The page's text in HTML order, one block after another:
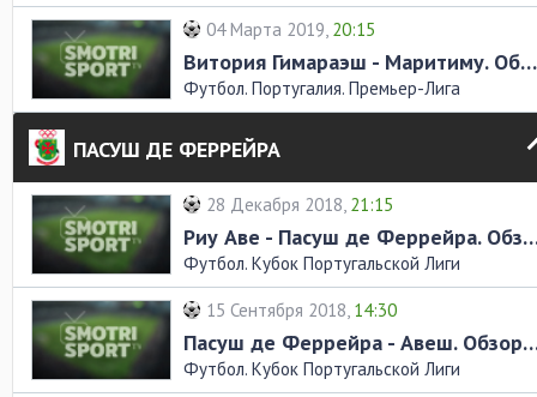
04 Марта 2019, 20:15
Витория Гимараэш - Маритиму. Обзор матча
Футбол. Португалия. Премьер-Лига
ПАСУШ ДЕ ФЕРРЕЙРА
28 Декабря 2018, 21:15
Риу Аве - Пасуш де
Футбол. Кубок Португальской Лиги
15 Сентября 2018, 14:30
Пасуш де Феррейра -
Футбол. Кубок Португальской Лиги